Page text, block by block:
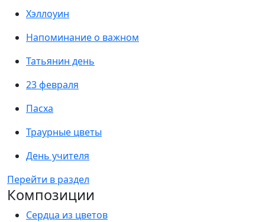
Хэллоуин
Напоминание о важном
Татьянин день
23 февраля
Пасха
Траурные цветы
День учителя
Перейти в раздел
Композиции
Сердца из цветов